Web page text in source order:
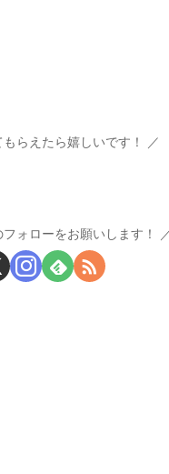
らえたら嬉しいです！
ォローをお願いします！